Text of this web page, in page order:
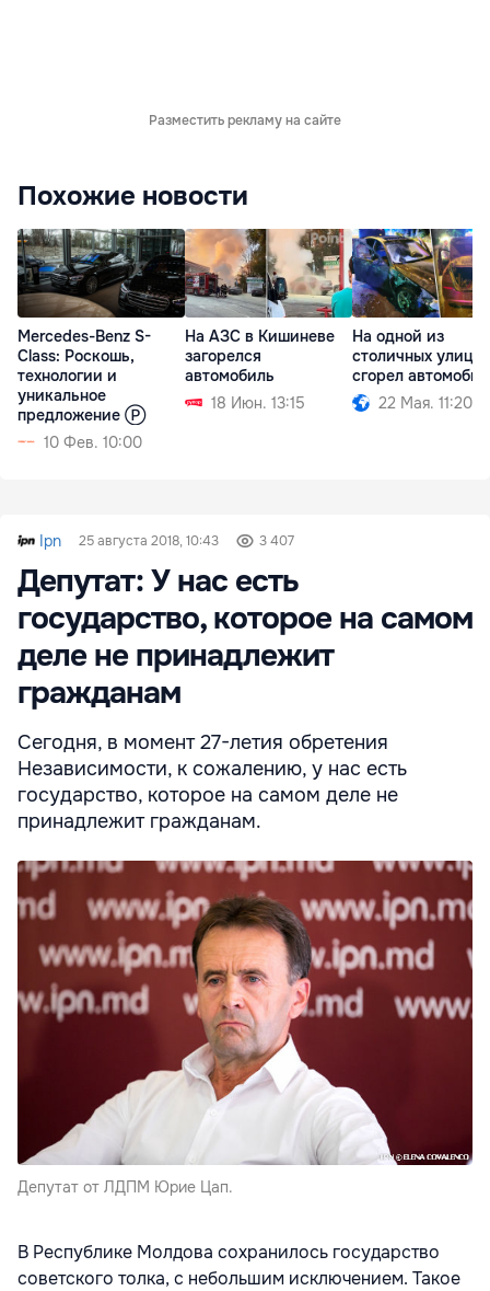
Разместить рекламу на сайте
Похожие новости
Mercedes-Benz S-
Class: Роскошь,
технологии и
уникальное
предложение Ⓟ
10 Фев. 10:00
На АЗС в Кишиневе
загорелся
автомобиль
18 Июн. 13:15
На одной из
столичных улиц
сгорел
22 Мая. 11:20
Ipn 25 августа 2018, 10:43 3 407
Депутат: У нас есть
государство, которое на самом
деле не принадлежит
гражданам
Сегодня, в момент 27-летия обретения
Независимости, к сожалению, у нас есть
государство, которое на самом деле не
принадлежит гражданам.
Депутат от ЛДПМ Юрие Цап.
В Республике Молдова сохранилось государство
советского толка, с небольшим исключением. Такое